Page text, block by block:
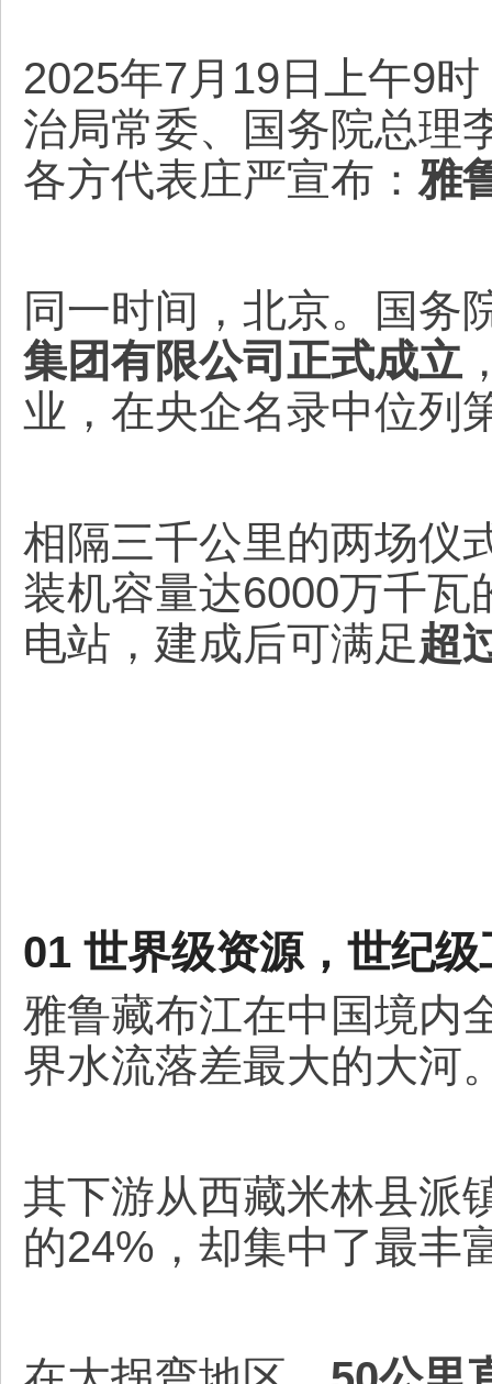
2025年7月19日上午9
治局常委、国务院总理
各方代表庄严宣布：雅
同一时间，北京。国务
集团有限公司正式成立
业，在央企名录中位列
相隔三千公里的两场仪
装机容量达6000万千
电站，建成后可满足超
01 世界级资源，世纪级
雅鲁藏布江在中国境内
界水流落差最大的大河
其下游从西藏米林县派
的24%，却集中了最丰